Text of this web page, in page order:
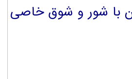
با شور و شوق خاصی